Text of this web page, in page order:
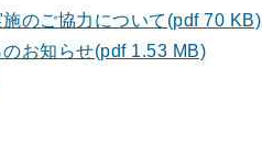
のご協力について(pdf 70 KB)
お知らせ(pdf 1.53 MB)